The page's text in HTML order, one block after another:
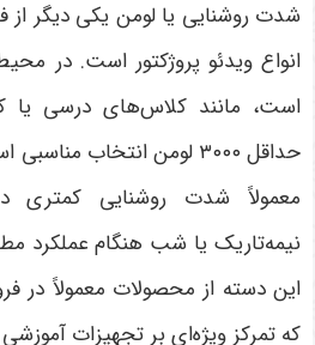
شدت روشنایی یا لومن یکی دیگر از
انواع ویدئو پروژکتور است. در
است، مانند کلاس‌های درسی یا
حداقل ۳۰۰۰ لومن انتخاب مناسبی
معمولاً شدت روشنایی کمتری
نیمه‌تاریک یا شب هنگام عملکرد
این دسته از محصولات معمولاً در
که تمرکز ویژه‌ای بر تجهیزات